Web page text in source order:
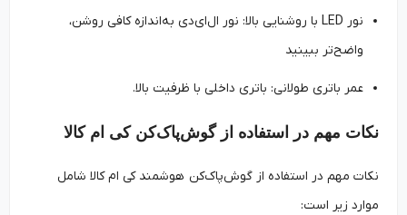
نور LED با روشنایی بالا: نور ال‌ای‌دی به‌اندازه کافی روشن،
واضح‌تر ببینید
عمر باتری طولانی: باتری داخلی با ظرفیت بالا.
نکات مهم در استفاده از گوش‌پاک‌کن کی ام کالا
نکات مهم در استفاده از گوش‌پاک‌کن هوشمند کی ام کالا شامل
موارد زیر است: